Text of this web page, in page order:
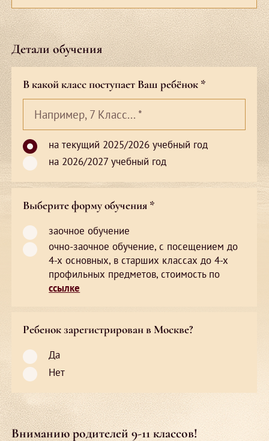
Детали обучения
В какой класс поступает Ваш ребёнок *
Например, 7 Класс...*
на текущий 2025/2026 учебный год
на 2026/2027 учебный год
Выберите форму обучения *
заочное обучение
очно-заочное обучение, с посещением до
4-х основных, в старших классах до 4-х
профильных предметов, стоимость по
ссылке
Ребенок зарегистрирован в Москве?
Да
Нет
Вниманию родителей 9-11 классов!